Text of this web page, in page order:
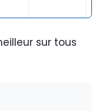
sur tous